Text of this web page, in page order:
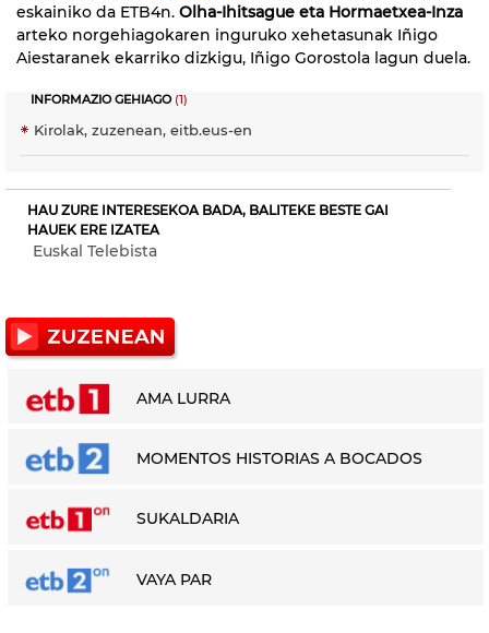
eskainiko da ETB4n. Olha-Ihitsague eta Hormaetxea-Inza
arteko norgehiagokaren inguruko xehetasunak Iñigo
Aiestaranek ekarriko dizkigu, Iñigo Gorostola lagun duela.
INFORMAZIO GEHIAGO(1)
Kirolak, zuzenean, eitb.eus-en
HAU ZURE INTERESEKOA BADA, BALITEKE BESTE GAI
HAUEK ERE IZATEA
Euskal Telebista
AMA LURRA
MOMENTOS HISTORIAS A BOCADOS
SUKALDARIA
VAYA PAR